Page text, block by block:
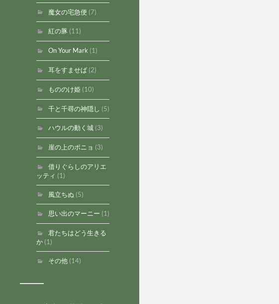
魔女の宅急便 (7)
紅の豚(11)
On Your Mark(1)
耳をすませば(2)
もののけ姫 (10)
千と千尋の神隠し (5)
ハウルの動く城(3)
崖の上のポニョ (3)
借りぐらしのアリエ
ッティ (1)
風立ちぬ (5)
思い出のマーニー (1)
君たちはどう生きる
か(1)
その他(14)